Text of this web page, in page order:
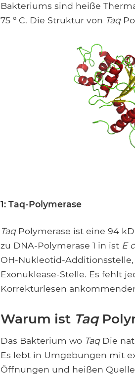
Bakteriums sind heiße
75 ° C. Die Struktur von Taq
1: Taq-Polymerase
TaqPolymerase ist eine 94
zu DNA-Polymerase 1 in ist E
OH-Nukleotid-
Exonuklease-Stelle. Es fehlt
Korrekturlesen
Warum ist Taq
Das Bakterium wo TaqDie
Es lebt in Umgebungen mit
Öffnungen und heißen